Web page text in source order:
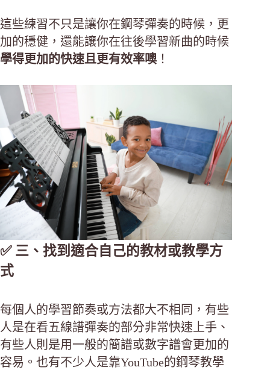
這些練習不只是讓你在鋼琴彈奏的時候，更
加的穩健，還能讓你在往後學習新曲的時候
學得更加的快速且更有效率噢 ！
✅ 三、找到適合自己的教材或教學方
式
每個人的學習節奏或方法都大不相同，有些
人是在看五線譜彈奏的部分非常快速上手、
有些人則是用一般的簡譜或數字譜會更加的
容易。也有不少人是靠YouTube的鋼琴教學